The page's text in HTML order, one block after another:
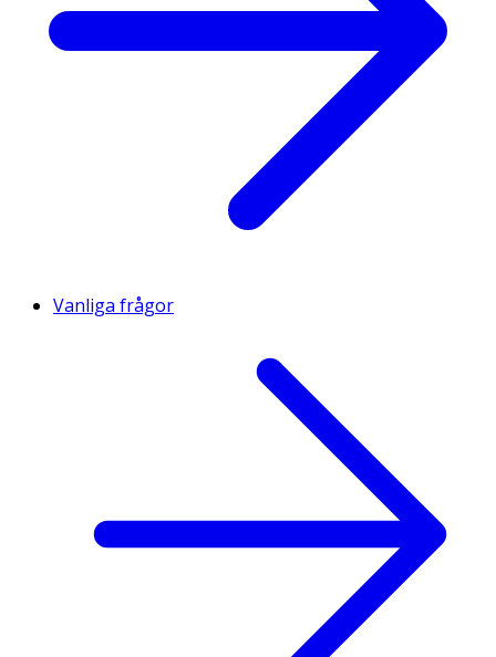
Vanliga frågor